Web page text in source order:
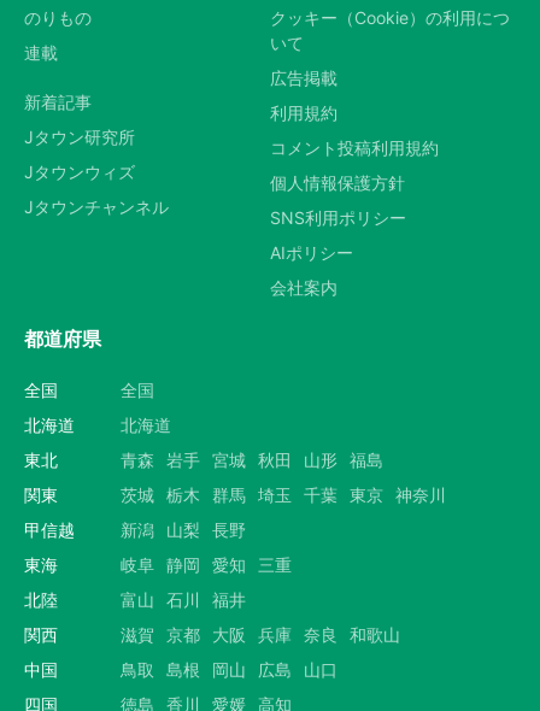
のりもの
連載
新着記事
Jタウン研究所
Jタウンウィズ
Jタウンチャンネル
クッキー（Cookie）の利用につ
いて
広告掲載
利用規約
コメント投稿利用規約
個人情報保護方針
SNS利用ポリシー
AIポリシー
会社案内
都道府県
全国
全国
北海道
北海道
東北
青森 岩手 宮城 秋田 山形 福島
関東
茨城 栃木 群馬 埼玉 千葉 東京 神奈川
甲信越
新潟 山梨
長野
東海
岐阜 静岡 愛知
三重
北陸
富山 石川
福井
関西
滋賀 京都 大阪 兵庫 奈良
和歌山
中国
鳥取 島根 岡山 広島
山口
四国
徳島 香川 愛媛 高知